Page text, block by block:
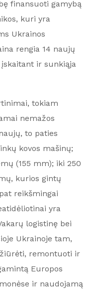
finansuoti gamybą
kuri yra
Ukrainos
rengia 14 naujų
ir sunkiąja
tokiam
nemažos
to paties
kovos mašinų;
(155 mm); iki 250
kurios gintų
reikšmingai
yra
logistinę bei
Ukrainoje tam,
remontuoti ir
Europos
ir naudojamą